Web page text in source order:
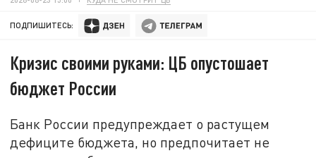
ПОДПИШИТЕСЬ:
Кризис своими руками: ЦБ опустошает
бюджет России
Банк России предупреждает о растущем
дефиците бюджета, но предпочитает не